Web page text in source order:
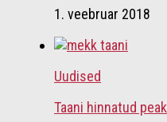
1. veebruar 2018
Uudised
Taani hinnatud